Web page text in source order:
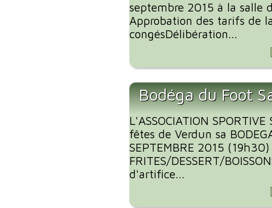
septembre 2015 à la salle
Approbation des tarifs de
congésDélibération...
Bodéga du Foot
L'ASSOCIATION
fêtes de Verdun sa
SEPTEMBRE 2015 (19h30)
FRITES/DESSERT/
d'artifice...